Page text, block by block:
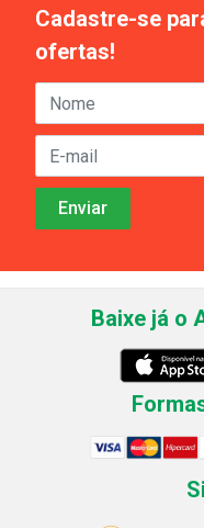
Cadastre-se
ofertas!
Baixe já o